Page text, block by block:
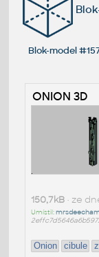
Blok-model
ONION 3D
150,7kB• ze
Umístil:
Onion cibule